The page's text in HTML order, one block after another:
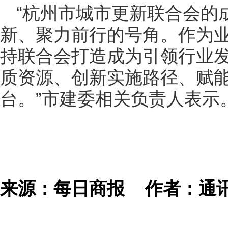
“杭州市城市更新联合会
新、聚力前行的号角。作为
持联合会打造成为引领行业
质资源、创新实施路径、赋
台。”市建委相关负责人表示
来源：每日商报作者：通